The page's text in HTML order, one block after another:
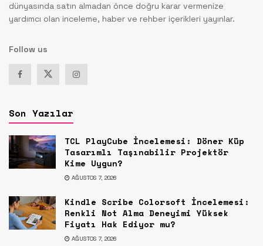
dünyasında satın almadan önce doğru karar vermenize
yardımcı olan inceleme, haber ve rehber içerikleri yayınlar.
Follow us
Son Yazılar
TCL PlayCube İncelemesi: Döner Küp
Tasarımlı Taşınabilir Projektör
Kime Uygun?
AĞUSTOS 7, 2026
Kindle Scribe Colorsoft İncelemesi:
Renkli Not Alma Deneyimi Yüksek
Fiyatı Hak Ediyor mu?
AĞUSTOS 7, 2026